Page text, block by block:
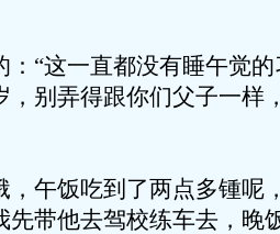
这一直都没有睡午觉的
，别弄得跟你们父子一
饭吃到了两点多锺呢
带他去驾校练车去，晚